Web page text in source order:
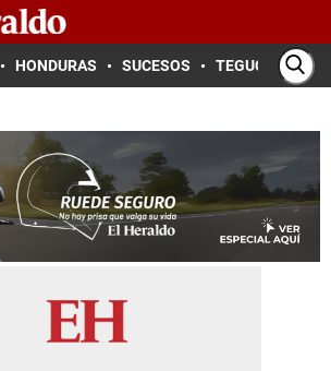
HONDURAS SUCESOS TEGUCIGALPA